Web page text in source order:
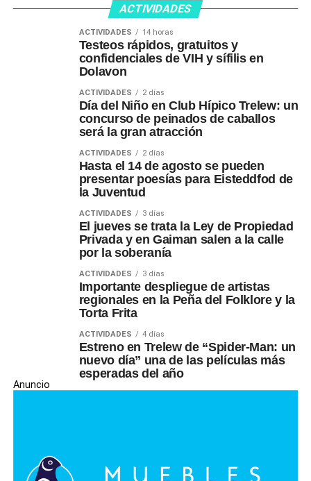
ACTIVIDADES
ACTIVIDADES 14 horas
Testeos rápidos, gratuitos y
confidenciales de VIH y sífilis en
Dolavon
ACTIVIDADES 2 días
Día del Niño en Club Hípico Trelew: un
concurso de peinados de caballos
será la gran atracción
ACTIVIDADES 2 días
Hasta el 14 de agosto se pueden
presentar poesías para Eisteddfod de
la Juventud
ACTIVIDADES 3 días
El jueves se trata la Ley de Propiedad
Privada y en Gaiman salen a la calle
por la soberanía
ACTIVIDADES 3 días
Importante despliegue de artistas
regionales en la Peña del Folklore y la
Torta Frita
ACTIVIDADES 4 días
Estreno en Trelew de “Spider-Man: un
nuevo día” una de las películas más
esperadas del año
Anuncio